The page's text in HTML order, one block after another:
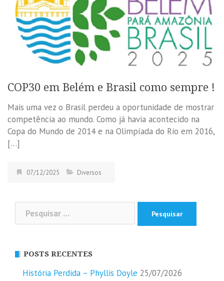
COP30 em Belém e Brasil como sempre !
Mais uma vez o Brasil perdeu a oportunidade de mostrar
competência ao mundo. Como já havia acontecido na
Copa do Mundo de 2014 e na Olimpíada do Rio em 2016,
[…]
07/12/2025 Diversos
por:
POSTS RECENTES
História Perdida – Phyllis Doyle 25/07/2026